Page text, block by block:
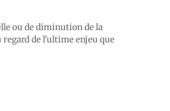
ou de diminution de la
de l'ultime enjeu que